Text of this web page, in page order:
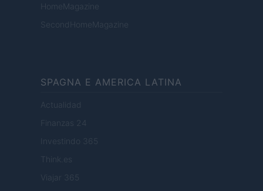
HomeMagazine
SecondHomeMagazine
SPAGNA E AMERICA LATINA
Actualidad
Finanzas 24
Investindo 365
Think.es
Viajar 365